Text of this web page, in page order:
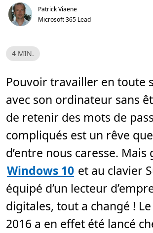
Patrick Viaene
Microsoft 365 Lead
T
e
s
d
l
e
t
r
e
4
i
n
4 MIN.
Pouvoir travailler en toute
avec son ordinateur sans
de retenir des mots de
compliqués est un rêve
d’entre nous caresse. Mais
Windows 10 et au clavier
équipé d’un lecteur
digitales, tout a changé !
2016 a en effet été lancé